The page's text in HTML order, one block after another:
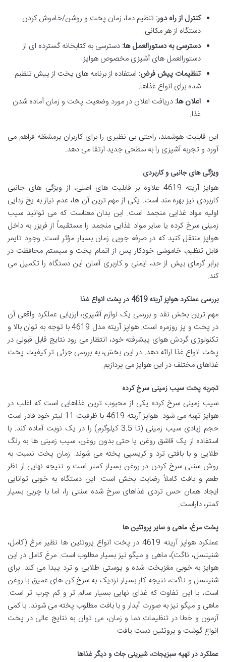
کنترل از راه دور: تنظیم دما، زمان پخت و روشن/خاموش کردن
دستگاه از هر مکانی.
دسترسی به دستورالعمل ها: دسترسی به کتابخانه گسترده ای از
دستورالعمل های آشپزی مخصوص هواپز.
تنظیمات پیش فرض: استفاده از برنامه های پخت از پیش تنظیم
شده برای انواع غذاها.
اعلان ها: دریافت اعلان در مورد وضعیت پخت و زمان آماده شدن
غذا.
این قابلیت هوشمند، راحتی بی نظیری را برای کاربران پرمشغله فراهم می
آورد و تجربه آشپزی را به سطحی جدید ارتقا می دهد.
ویژگی های جانبی و کاربردی
هواپز آریته 4619 علاوه بر قابلیت های اصلی، از ویژگی های جانبی
کاربردی نیز بهره مند است. یکی از مهم ترین آن ها، عدم نیاز به یخ زدایی
اولیه مواد غذایی منجمد است. این بدان معناست که می توانید سیب
زمینی سرخ کرده یا سایر مواد غذایی منجمد را مستقیماً از فریزر به داخل
هواپز منتقل کنید که در صرفه جویی زمان بسیار مؤثر است. وجود تایمر
قابل تنظیم، خاموشی خودکار پس از اتمام پخت و سیستم محافظت در
برابر گرمای بیش از حد، ایمنی و کاربری آسان این دستگاه را تکمیل می
کند.
بررسی عملکرد هواپز آریته 4619 در پخت انواع غذا
مهم ترین بخش نقد و بررسی یک لوازم آشپزی، ارزیابی عملکرد واقعی آن
در پخت و پز روزمره است. هواپز آریته مدل 4619 با توجه به توان بالا و
تکنولوژی گردش هوای پیشرفته خود، انتظار می رود نتایج قابل قبولی در
پخت انواع غذا ارائه دهد. در این بخش، به بررسی جزئی تر کیفیت پخت
غذاهای مختلف در این هواپز می پردازیم.
تجربه پخت سیب زمینی سرخ کرده
سیب زمینی سرخ کرده یکی از محبوب ترین غذاهایی است که اغلب در
هواپز تهیه می شود. هواپز آریته 4619 با ظرفیت 11 لیتر خود قادر است
حجم زیادی سیب زمینی (تا 3.5 کیلوگرم) را در یک نوبت آماده کند. با
استفاده از یک قاشق روغن یا حتی بدون روغن، سیب زمینی ها به رنگ
طلایی و با بافتی ترد و کریسپی پخته می شوند. زمان پخت نسبت به
روش سنتی سرخ کردن در روغن بسیار کمتر است و نتیجه نهایی از نظر
طعم و بافت کاملاً رضایت بخش است. این دستگاه به خوبی توانایی
ایجاد همان حس تردی غذاهای سرخ شده سنتی را، اما با چربی بسیار
کمتر، داراست.
پخت مرغ، ماهی و سایر پروتئین ها
عملکرد هواپز آریته 4619 در پخت انواع پروتئین ها نظیر مرغ (کامل،
شنیتسل، ناگت)، ماهی و میگو نیز بسیار مطلوب است. مرغ کامل در این
هواپز به خوبی مغزپخت شده و پوستی طلایی و ترد پیدا می کند. برای
شنیتسل و ناگت، نتیجه کار بسیار نزدیک به سرخ کن های عمیق با روغن
است، با این تفاوت که غذای نهایی بسیار سالم تر و کم چرب تر است.
ماهی و میگو نیز به صورت آبدار و با بافت مطلوب پخته می شوند. با کمی
آزمون و خطا در تنظیمات دما و زمان، می توان به نتایج عالی در پخت
انواع گوشت و پروتئین دست یافت.
عملکرد در تهیه سبزیجات، شیرینی جات و دیگر غذاها